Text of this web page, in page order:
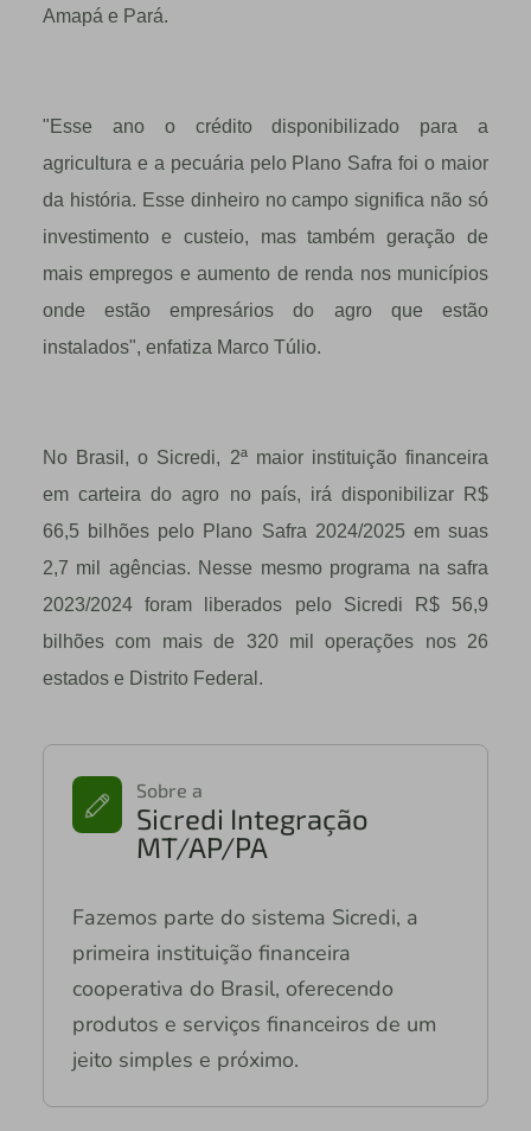
Amapá e Pará.
"Esse ano o crédito disponibilizado para a
agricultura e a pecuária pelo Plano Safra foi o maior
da história. Esse dinheiro no campo significa não só
investimento e custeio, mas também geração de
mais empregos e aumento de renda nos municípios
onde estão empresários do agro que estão
instalados", enfatiza Marco Túlio.
No Brasil, o Sicredi, 2ª maior instituição financeira
em carteira do agro no país, irá disponibilizar R$
66,5 bilhões pelo Plano Safra 2024/2025 em suas
2,7 mil agências. Nesse mesmo programa na safra
2023/2024 foram liberados pelo Sicredi R$ 56,9
bilhões com mais de 320 mil operações nos 26
estados e Distrito Federal.
Sobre a
Sicredi Integração
MT/AP/PA
Fazemos parte do sistema Sicredi, a
primeira instituição financeira
cooperativa do Brasil, oferecendo
produtos e serviços financeiros de um
jeito simples e próximo.